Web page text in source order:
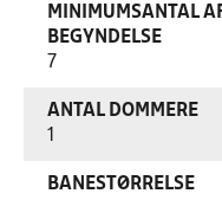
MINIMUMSANTAL
BEGYNDELSE
7
ANTAL DOMMERE
BANESTØRRELSE